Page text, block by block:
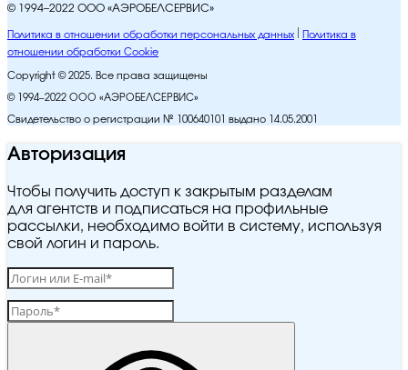
© 1994–2022 ООО «АЭРОБЕЛСЕРВИС»
Политика в отношении обработки персональных данных
Политика в
отношении обработки Cookie
Copyright © 2025. Все права защищены
© 1994–2022 ООО «АЭРОБЕЛСЕРВИС»
Свидетельство о регистрации № 100640101 выдано 14.05.2001
Авторизация
Чтобы получить доступ к закрытым разделам
для агентств и подписаться на профильные
рассылки, необходимо войти в систему, используя
свой логин и пароль.